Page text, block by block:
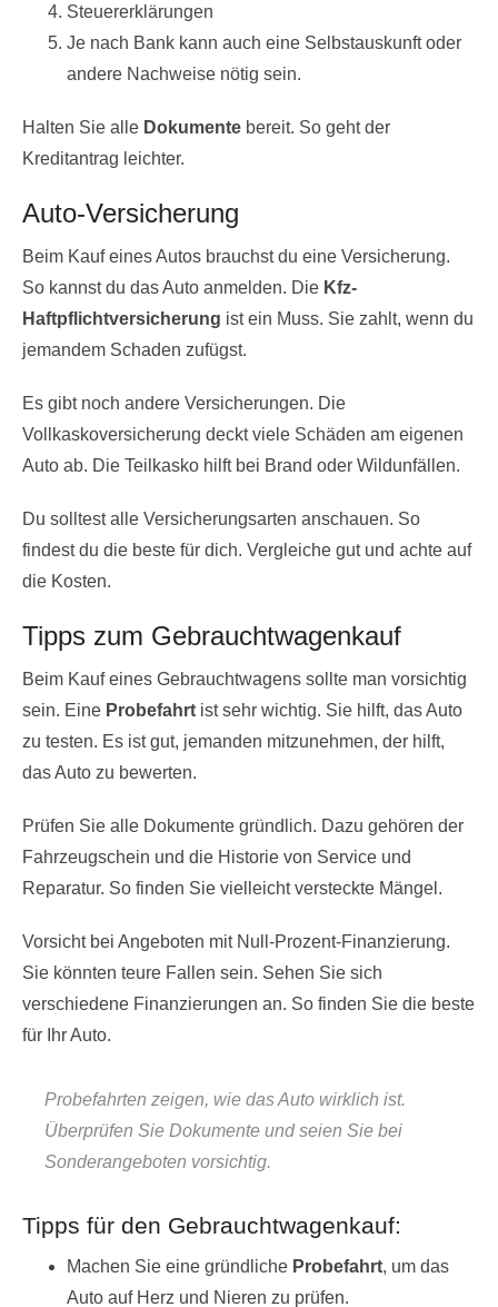
Steuererklärungen
Je nach Bank kann auch eine Selbstauskunft oder
andere Nachweise nötig sein.
Halten Sie alle Dokumente bereit. So geht der
Kreditantrag leichter.
Auto-Versicherung
Beim Kauf eines Autos brauchst du eine Versicherung.
So kannst du das Auto anmelden. Die Kfz-
Haftpflichtversicherung ist ein Muss. Sie zahlt, wenn du
jemandem Schaden zufügst.
Es gibt noch andere Versicherungen. Die
Vollkaskoversicherung deckt viele Schäden am eigenen
Auto ab. Die Teilkasko hilft bei Brand oder Wildunfällen.
Du solltest alle Versicherungsarten anschauen. So
findest du die beste für dich. Vergleiche gut und achte auf
die Kosten.
Tipps zum Gebrauchtwagenkauf
Beim Kauf eines Gebrauchtwagens sollte man vorsichtig
sein. Eine Probefahrt ist sehr wichtig. Sie hilft, das Auto
zu testen. Es ist gut, jemanden mitzunehmen, der hilft,
das Auto zu bewerten.
Prüfen Sie alle Dokumente gründlich. Dazu gehören der
Fahrzeugschein und die Historie von Service und
Reparatur. So finden Sie vielleicht versteckte Mängel.
Vorsicht bei Angeboten mit Null-Prozent-Finanzierung.
Sie könnten teure Fallen sein. Sehen Sie sich
verschiedene Finanzierungen an. So finden Sie die beste
für Ihr Auto.
Probefahrten zeigen, wie das Auto wirklich ist.
Überprüfen Sie Dokumente und seien Sie bei
Sonderangeboten vorsichtig.
Tipps für den Gebrauchtwagenkauf:
Machen Sie eine gründliche Probefahrt, um das
Auto auf Herz und Nieren zu prüfen.